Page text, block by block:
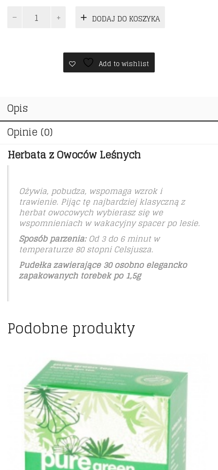
Herbata
DODAJ DO KOSZYKA
Add to wishlist
Opis
Opinie (0)
Herbata z Owoców Leśnych
Ożywia, pobudza, wspomaga wzrok i
trawienie. Pijąc tę najbardziej klasyczną z
herbat owocowych wybierasz się we
wspomnieniach w wakacyjny spacer po lesie.
Sposób parzenia:Od 3 do 6 minut w
temperaturze 80 stopni Celsjusza.
Pudełka zawierające 30 osobno elegancko
zapakowanych torebek po 1,5g
Podobne produkty